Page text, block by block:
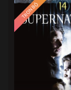
TRỌN BỘ